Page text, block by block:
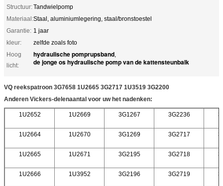
Structuur:Tandwielpomp
Materiaal:Staal, aluminiumlegering, staal/bronstoestel
Garantie: 1 jaar
kleur:
zelfde zoals foto
Hoog
licht:
hydraulische pomprupsband,
de jonge os hydraulische pomp van de kattensteunbalk
VQ reekspatroon 3G7658 1U2665 3G2717 1U3519 3G2200
Anderen Vickers-delenaantal voor uw het nadenken:
1U2652 1U2669 3G1267 3G2236
1U2664 1U2670 3G1269 3G2717
1U2665 1U2671 3G2195 3G2718
1U2666 1U3952 3G2196 3G2719